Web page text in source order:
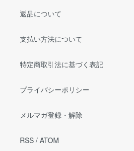
返品について
支払い方法について
特定商取引法に基づく表記
プライバシーポリシー
メルマガ登録・解除
RSS / ATOM